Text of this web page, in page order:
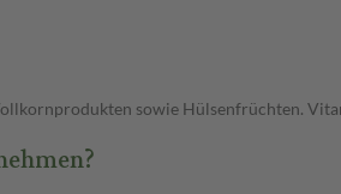
sowie Hülsenfrüchten.